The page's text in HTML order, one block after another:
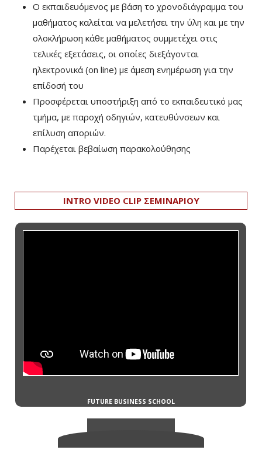
Ο εκπαιδευόμενος με βάση το χρονοδιάγραμμα του
μαθήματος καλείται να μελετήσει την ύλη και με την
ολοκλήρωση κάθε μαθήματος συμμετέχει στις
τελικές εξετάσεις, οι οποίες διεξάγονται
ηλεκτρονικά (on line) με άμεση ενημέρωση για την
επίδοσή του
Προσφέρεται υποστήριξη από το εκπαιδευτικό μας
τμήμα, με παροχή οδηγιών, κατευθύνσεων και
επίλυση αποριών.
Παρέχεται βεβαίωση παρακολούθησης
INTRO VIDEO CLIP ΣΕΜΙΝΑΡΙΟΥ